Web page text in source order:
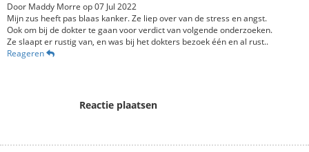
Door Maddy Morre op07 Jul 2022
Mijn zus heeft pas blaas kanker. Ze liep over van de stress en angst.
Ook om bij de dokter te gaan voor verdict van volgende onderzoeken.
Ze slaapt er rustig van, en was bij het dokters bezoek één en al rust..
Reageren
Reactie plaatsen